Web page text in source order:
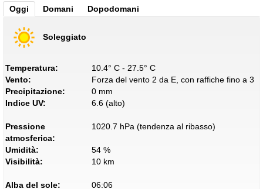
Oggi Domani Dopodomani
Soleggiato
Temperatura:
10.4° C - 27.5° C
Vento:
Forza del vento 2 da E, con raffiche fino a 3
Precipitazione:
0 mm
Indice UV:
6.6 (alto)
Pressione
atmosferica:
1020.7 hPa (tendenza al ribasso)
Umidità:
54 %
Visibilità:
10 km
Alba del sole:
06:06